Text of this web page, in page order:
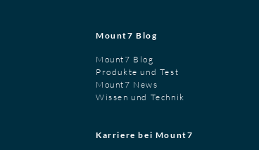
Mount7 Blog
Mount7 Blog
Produkte und Test
Mount7 News
Wissen und Technik
Karriere bei Mount7